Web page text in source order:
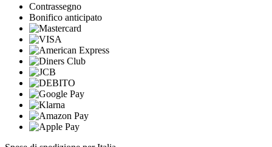
Contrassegno
Bonifico anticipato